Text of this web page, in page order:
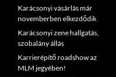
Karácsonyi vásárlás már
novemberben elkezdődik
Karácsonyi zene hallgatás,
szobalány állás
Karrierépítő roadshow az
MLM jegyében!